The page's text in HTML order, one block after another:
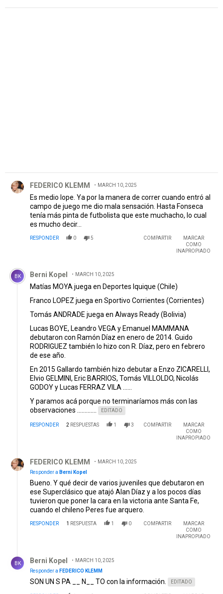
FEDERICO KLEMM MARCH 10, 2025
Es medio lope. Ya por la manera de correr cuando entró al
campo de juego me dio mala sensación. Hasta Fonseca
tenía más pinta de futbolista que este muchacho, lo cual
es mucho decir...
RESPONDER 0 5 COMPARTIR
MARCAR
COMO
INAPROPIADO
Comentario de Berni Kopel.
BK Berni Kopel MARCH 10, 2025
Matías MOYA juega en Deportes Iquique (Chile)
Franco LOPEZ juega en Sportivo Corrientes (Corrientes)
Tomás ANDRADE juega en Always Ready (Bolivia)
Lucas BOYE, Leandro VEGA y Emanuel MAMMANA
debutaron con Ramón Díaz en enero de 2014. Guido
RODRIGUEZ también lo hizo con R. Díaz, pero en febrero
de ese año.
En 2015 Gallardo también hizo debutar a Enzo ZICARELLI,
Elvio GELMINI, Eric BARRIOS, Tomás VILLOLDO, Nicolás
GODOY y Lucas FERRAZ VILA ......
Y paramos acá porque no terminaríamos más con las
observaciones .............
EDITADO
RESPONDER 2 RESPUESTAS 1 3 COMPARTIR
MARCAR
COMO
INAPROPIADO
FEDERICO KLEMM
MARCH 10, 2025
Responder a Berni Kopel
Bueno. Y qué decir de varios juveniles que debutaron en
ese Superclásico que atajó Alan Díaz y a los pocos días
tuvieron que poner la cara en la victoria ante Santa Fe,
cuando el chileno Peres fue arquero.
RESPONDER 1 RESPUESTA 1 0 COMPARTIR
MARCAR
COMO
INAPROPIADO
BK Berni Kopel
MARCH 10, 2025
Responder a FEDERICO KLEMM
SON UN S PA __ N__ TO con la información. EDITADO